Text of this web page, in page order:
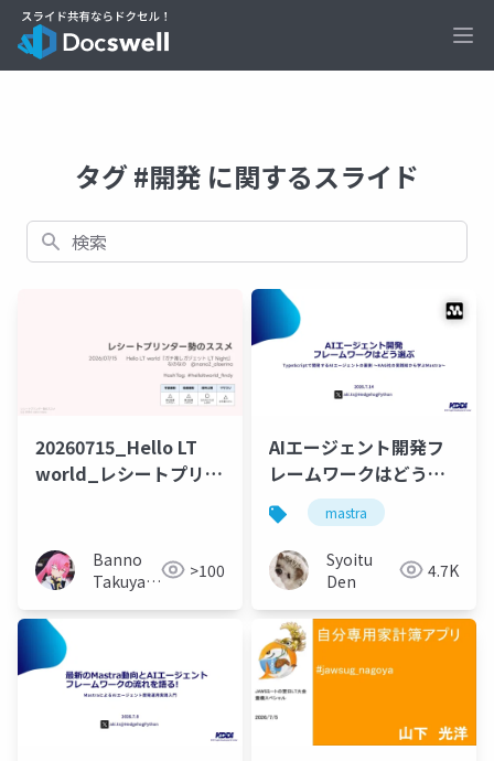
タグ #開発 に関するスライド
検索
20260715_Hello LT
world_レシートプリン
Banno
Takuya /
>100
AIエージェント開発フ
レームワークはどう選
ぶ
mastra
Syoitu
Den
4.7K